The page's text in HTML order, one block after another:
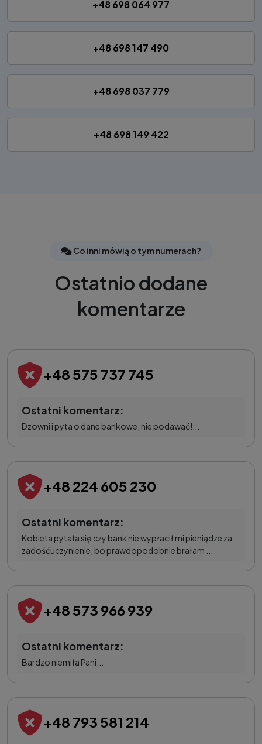
+48 698 064 977
+48 698 147 490
+48 698 037 779
+48 698 149 422
Co inni mówią o tym numerach?
Ostatnio dodane
komentarze
+48 575 737 745
Ostatni komentarz:
Dzowni i pyta o dane bankowe, nie podawać!...
+48 224 605 230
Ostatni komentarz:
Kobieta pytała się czy bank nie wypłacił mi pieniądze za
zadośćuczynienie, bo prawdopodobnie brałam ...
+48 573 966 939
Ostatni komentarz:
Bardzo niemiła Pani...
+48 793 581 214